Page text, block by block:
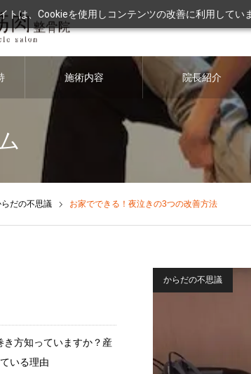
トは、Cookieを使用しコンテンツの改善に利用してい
施術内容 院長紹介
だの不思議 お家でできる！夜泣きの3つの改善方法
からだの不思議
き方知っていますか？産
いる理由